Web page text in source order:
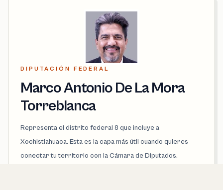
DIPUTACIÓN FEDERAL
Marco Antonio De La Mora
Torreblanca
Representa el distrito federal 8 que incluye a
Xochistlahuaca. Esta es la capa más útil cuando quieres
conectar tu territorio con la Cámara de Diputados.